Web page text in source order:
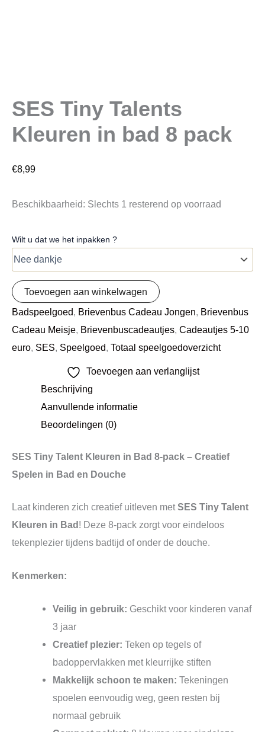
SES Tiny Talents
Kleuren in bad 8 pack
€8,99
Beschikbaarheid: Slechts 1 resterend op voorraad
Wilt u dat we het inpakken ?
Toevoegen aan winkelwagen
Badspeelgoed Brievenbus Cadeau Jongen Brievenbus
Cadeau Meisje Brievenbuscadeautjes Cadeautjes 5-10
euro SES Speelgoed Totaal speelgoedoverzicht
Toevoegen aan verlanglijst
Beschrijving
Aanvullende informatie
Beoordelingen (0)
SES Tiny Talent Kleuren in Bad 8-pack – Creatief
Spelen in Bad en Douche
Laat kinderen zich creatief uitleven metSES Tiny Talent
Kleuren in Bad! Deze 8-pack zorgt voor eindeloos
tekenplezier tijdens badtijd of onder de douche.
Kenmerken:
Veilig in gebruik: Geschikt voor kinderen vanaf
3 jaar
Creatief plezier: Teken op tegels of
badoppervlakken met kleurrijke stiften
Makkelijk schoon te maken: Tekeningen
spoelen eenvoudig weg, geen resten bij
normaal gebruik